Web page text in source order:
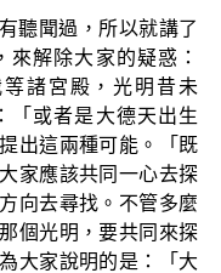
聽聞過，所以就講了
解除大家的疑惑：
諸宮殿，光明昔未
「或者是大德天出生
出這兩種可能。「既
家應該共同一心去探
向去尋找。不管多麼
個光明，要共同來探
大家說明的是：「大